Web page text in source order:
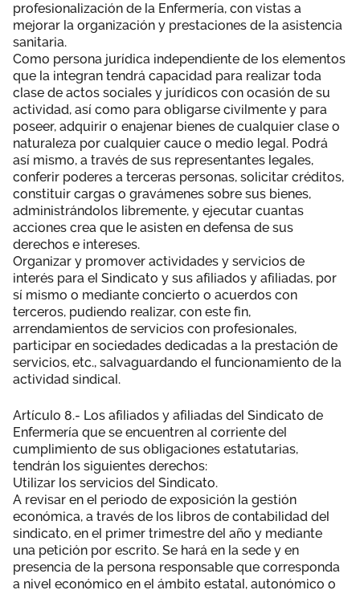
profesionalización de la Enfermería, con vistas a
mejorar la organización y prestaciones de la asistencia
sanitaria.
Como persona jurídica independiente de los elementos
que la integran tendrá capacidad para realizar toda
clase de actos sociales y jurídicos con ocasión de su
actividad, así como para obligarse civilmente y para
poseer, adquirir o enajenar bienes de cualquier clase o
naturaleza por cualquier cauce o medio legal. Podrá
así mismo, a través de sus representantes legales,
conferir poderes a terceras personas, solicitar créditos,
constituir cargas o gravámenes sobre sus bienes,
administrándolos libremente, y ejecutar cuantas
acciones crea que le asisten en defensa de sus
derechos e intereses.
Organizar y promover actividades y servicios de
interés para el Sindicato y sus afiliados y afiliadas, por
sí mismo o mediante concierto o acuerdos con
terceros, pudiendo realizar, con este fin,
arrendamientos de servicios con profesionales,
participar en sociedades dedicadas a la prestación de
servicios, etc., salvaguardando el funcionamiento de la
actividad sindical.
Artículo 8.- Los afiliados y afiliadas del Sindicato de
Enfermería que se encuentren al corriente del
cumplimiento de sus obligaciones estatutarias,
tendrán los siguientes derechos:
Utilizar los servicios del Sindicato.
A revisar en el periodo de exposición la gestión
económica, a través de los libros de contabilidad del
sindicato, en el primer trimestre del año y mediante
una petición por escrito. Se hará en la sede y en
presencia de la persona responsable que corresponda
a nivel económico en el ámbito estatal, autonómico o